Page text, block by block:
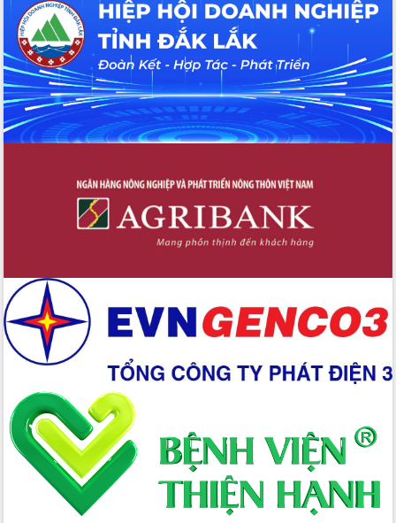
tại Trung tâm Phục vụ hành chính
công tỉnh
Đắk Lắk: Tôn vinh 46 giải pháp tại Hội
thi Sáng tạo Kỹ thuật 2024 - 2025
Đắk Lắk rà soát, điều chỉnh Đề án 190
về phát triển nuôi trồng thủy sản
Phó Chủ tịch UBND tỉnh Đắk Lắk
Định vị cà phê Việt Nam như một “di
sản sống” trong dòng chảy toàn cầu
Xây dựng nông thôn mới: Nâng cao đời
thực
Quyết liệt tháo gỡ vướng mắc, đẩy
nhanh tiến độ các dự án trọng điểm
trong Khu kinh tế Nam Phú Yên
Hòn Yến phát triển du lịch gắn với bảo
Lấy ý kiến điều chỉnh Quy hoạch tỉnh
Đắk Lắk thời kỳ 2021-2030, tầm nhìn
đến năm 2050
Phát động chiến dịch 30 ngày đêm
giải phóng mặt bằng Tuyến đường bộ
Đắk Lắk nỗ lực thúc đẩy tăng trưởng